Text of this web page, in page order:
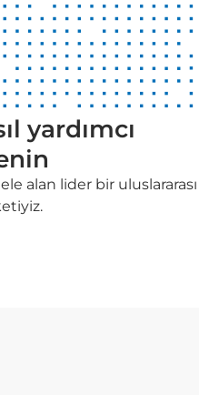
yardımcı
alan lider bir uluslararası